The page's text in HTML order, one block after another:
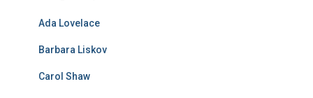
Ada Lovelace
Barbara Liskov
Carol Shaw